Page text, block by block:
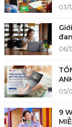
03/
06/
05/
9